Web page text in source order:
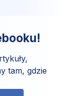
tam, gdzie